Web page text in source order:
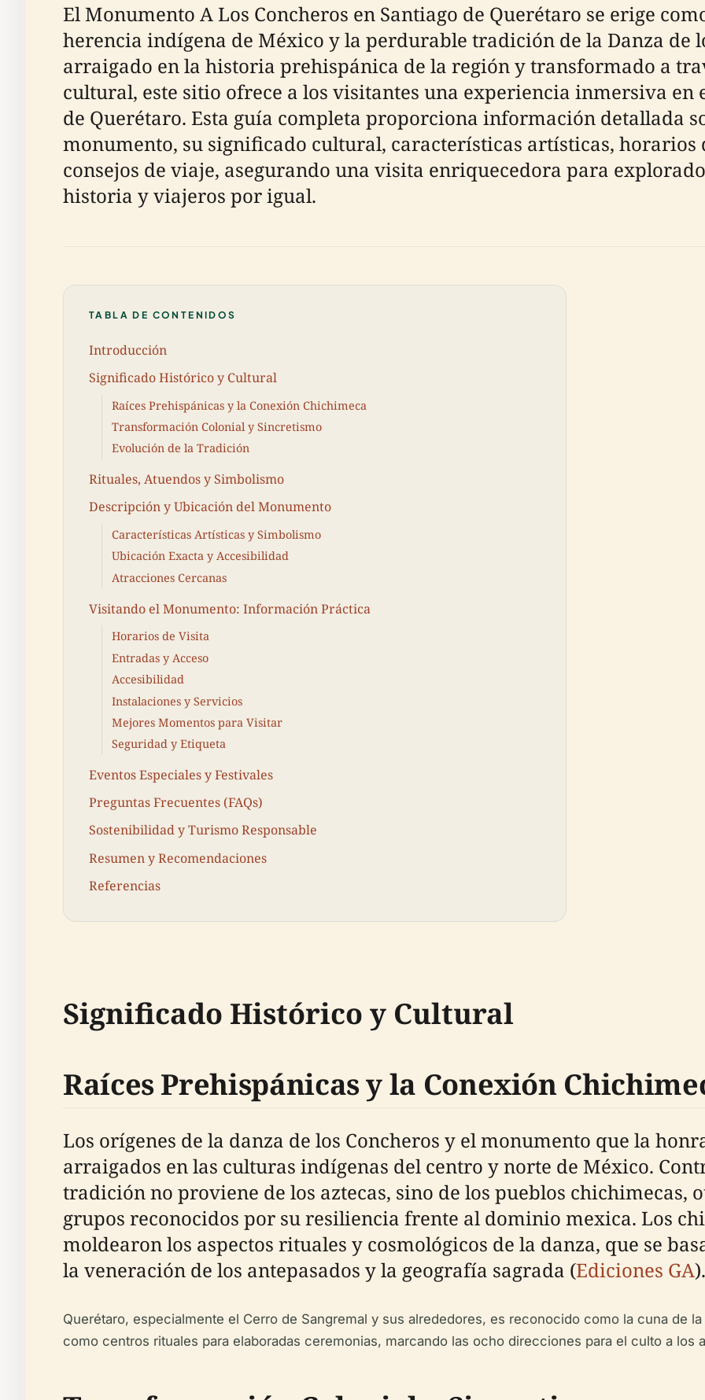
El Monumento A Los Concheros en Santiago de Querétaro se erige
herencia indígena de México y la perdurable tradición de la Danza de
arraigado en la historia prehispánica de la región y transformado a
cultural, este sitio ofrece a los visitantes una experiencia inmersiva
de Querétaro. Esta guía completa proporciona información detallada
monumento, su significado cultural, características artísticas,
consejos de viaje, asegurando una visita enriquecedora para
historia y viajeros por igual.
TABLA DE CONTENIDOS
Introducción
Significado Histórico y Cultural
Raíces Prehispánicas y la Conexión Chichimeca
Transformación Colonial y Sincretismo
Evolución de la Tradición
Rituales, Atuendos y Simbolismo
Descripción y Ubicación del Monumento
Características Artísticas y Simbolismo
Ubicación Exacta y Accesibilidad
Atracciones Cercanas
Visitando el Monumento: Información Práctica
Horarios de Visita
Entradas y Acceso
Accesibilidad
Instalaciones y Servicios
Mejores Momentos para Visitar
Seguridad y Etiqueta
Eventos Especiales y Festivales
Preguntas Frecuentes (FAQs)
Sostenibilidad y Turismo Responsable
Resumen y Recomendaciones
Referencias
Significado Histórico y Cultural
Raíces Prehispánicas y la Conexión
Los orígenes de la danza de los Concheros y el monumento que la
arraigados en las culturas indígenas del centro y norte de México.
tradición no proviene de los aztecas, sino de los pueblos chichimecas,
grupos reconocidos por su resiliencia frente al dominio mexica. Los
moldearon los aspectos rituales y cosmológicos de la danza, que se
la veneración de los antepasados y la geografía sagrada (Ediciones GA).
Querétaro, especialmente el Cerro de Sangremal y sus alrededores, es reconocido como la cuna de
como centros rituales para elaboradas ceremonias, marcando las ocho direcciones para el culto a los